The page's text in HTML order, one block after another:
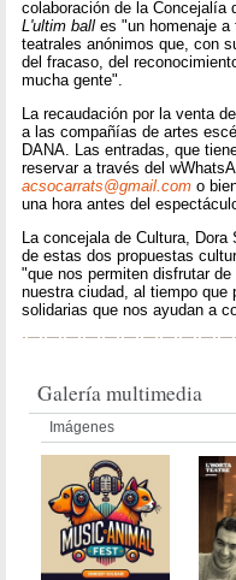
colaboración de la Concejalía
L'ultim ball es "un homenaje
teatrales anónimos que, con
del fracaso, del
mucha gente".
La recaudación por la venta
a las compañías de artes
DANA. Las entradas, que
reservar a través del
acsocarrats@gmail.com o
una hora antes del
La concejala de Cultura,
de estas dos propuestas
"que nos permiten disfrutar
nuestra ciudad, al tiempo que
solidarias que nos ayudan a
Galería multimedia
Imágenes